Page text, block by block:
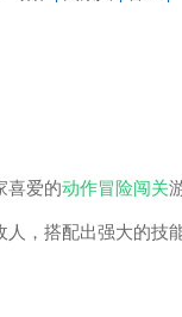
喜爱的动作冒险闯关
人，搭配出强大的